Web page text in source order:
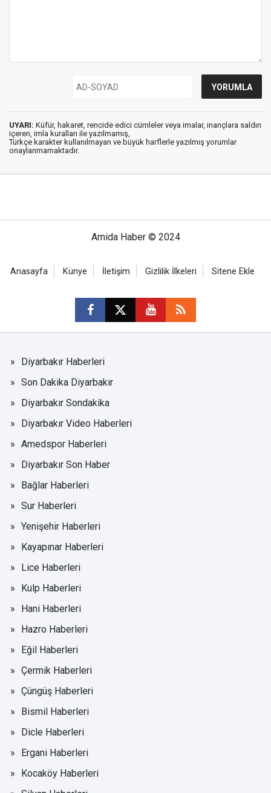
UYARI: Küfür, hakaret, rencide edici cümleler veya imalar, inançlara saldırı
içeren, imla kuralları ile yazılmamış,
Türkçe karakter kullanılmayan ve büyük harflerle yazılmış yorumlar
onaylanmamaktadır.
Amida Haber © 2024
Anasayfa Künye İletişim Gizlilik İlkeleri Sitene Ekle
Diyarbakır Haberleri
Son Dakika Diyarbakır
Diyarbakır Sondakika
Diyarbakır Video Haberleri
Amedspor Haberleri
Diyarbakır Son Haber
Bağlar Haberleri
Sur Haberleri
Yenişehir Haberleri
Kayapınar Haberleri
Lice Haberleri
Kulp Haberleri
Hani Haberleri
Hazro Haberleri
Eğil Haberleri
Çermik Haberleri
Çüngüş Haberleri
Bismil Haberleri
Dicle Haberleri
Ergani Haberleri
Kocaköy Haberleri